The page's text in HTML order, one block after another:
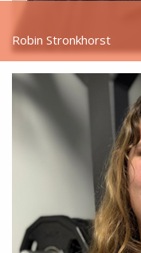
Robin Stronkhorst